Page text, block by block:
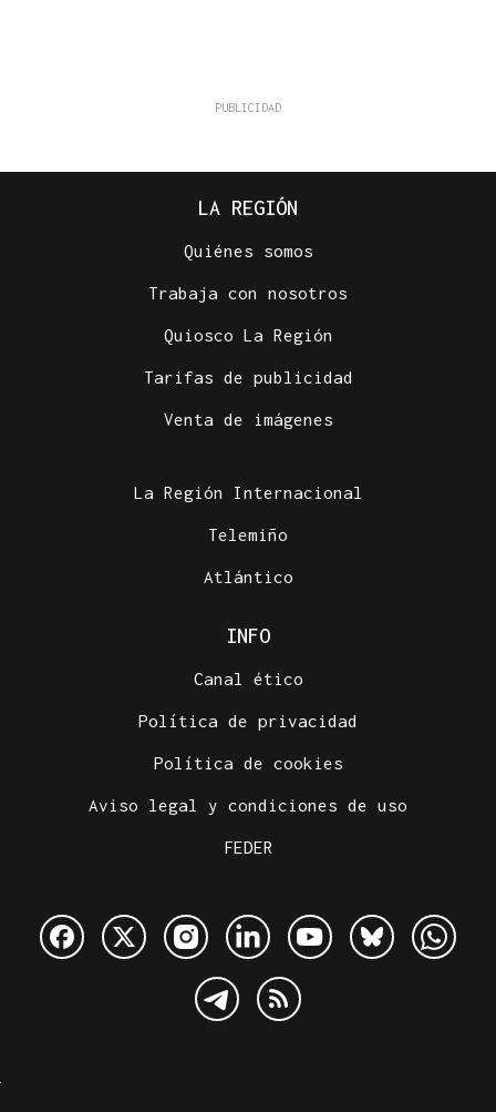
LA REGIÓN
Quiénes somos
Trabaja con nosotros
Quiosco La Región
Tarifas de publicidad
Venta de imágenes
La Región Internacional
Telemiño
Atlántico
INFO
Canal ético
Política de privacidad
Política de cookies
Aviso legal y condiciones de uso
FEDER